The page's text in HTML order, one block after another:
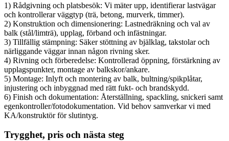
1) Rådgivning och platsbesök: Vi mäter upp, identifierar lastvägar
och kontrollerar väggtyp (trä, betong, murverk, timmer).
2) Konstruktion och dimensionering: Lastnedräkning och val av
balk (stål/limträ), upplag, förband och infästningar.
3) Tillfällig stämpning: Säker stöttning av bjälklag, takstolar och
närliggande väggar innan någon rivning sker.
4) Rivning och förberedelse: Kontrollerad öppning, förstärkning av
upplagspunkter, montage av balkskor/ankare.
5) Montage: Inlyft och montering av balk, bultning/spikplåtar,
injustering och inbyggnad med rätt fukt- och brandskydd.
6) Finish och dokumentation: Återställning, spackling, snickeri samt
egenkontroller/fotodokumentation. Vid behov samverkar vi med
KA/konstruktör för slutintyg.
Trygghet, pris och nästa steg